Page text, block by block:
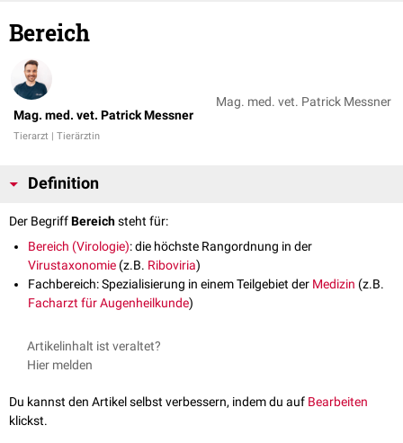
Bereich
Mag. med. vet. Patrick Messner
Tierarzt | Tierärztin
Mag. med. vet. Patrick Messner
Definition
Der BegriffBereichsteht für:
Bereich (Virologie): die höchste Rangordnung in der
Virustaxonomie (z.B. Riboviria)
Fachbereich: Spezialisierung in einem Teilgebiet der Medizin (z.B.
Facharzt für Augenheilkunde)
Artikelinhalt ist veraltet?
Hier melden
Du kannst den Artikel selbst verbessern, indem du auf Bearbeiten
klickst.